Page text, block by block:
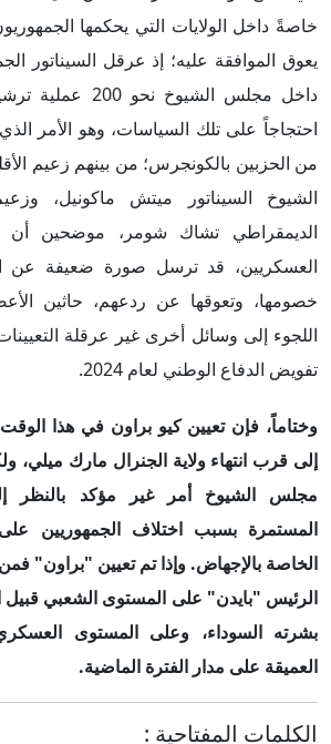
خاصةً داخل الولايات التي يحكمها
يعوق الموافقة عليه؛ إذ عرقل السيناتور
داخل مجلس الشيوخ
احتجاجاً على تلك السياسات، وهو الأمر
من الحزبين بالكونجرس؛ من بينهم زعيم
الشيوخ السيناتور ميتش ماكونيل، وزعيم
الديمقراطي تشاك شومر، موضحين أن
العسكريين، قد ترسل صورة ضعيفة عن
خصومها، وتعوقها عن ردعهم، حاثين
اللجوء إلى وسائل أخرى غير عرقلة
تفويض الدفاع الوطني لعام 2024.
وختاماً، فإن تعيين كيو براون في هذا
إلى قرب انتهاء ولاية الجنرال مارك ميلي،
مجلس الشيوخ أمر غير مؤكد بالنظر
المستمرة بسبب اختلاف الجمهوريين
الخاصة بالإجهاض. وإذا تم تعيين "براون"
الرئيس "بايدن" على المستوى الشعبي قبيل
بشرته السوداء، وعلى المستوى
العميقة على مدار الفترة الماضية.
الكلمات المفتاحية :